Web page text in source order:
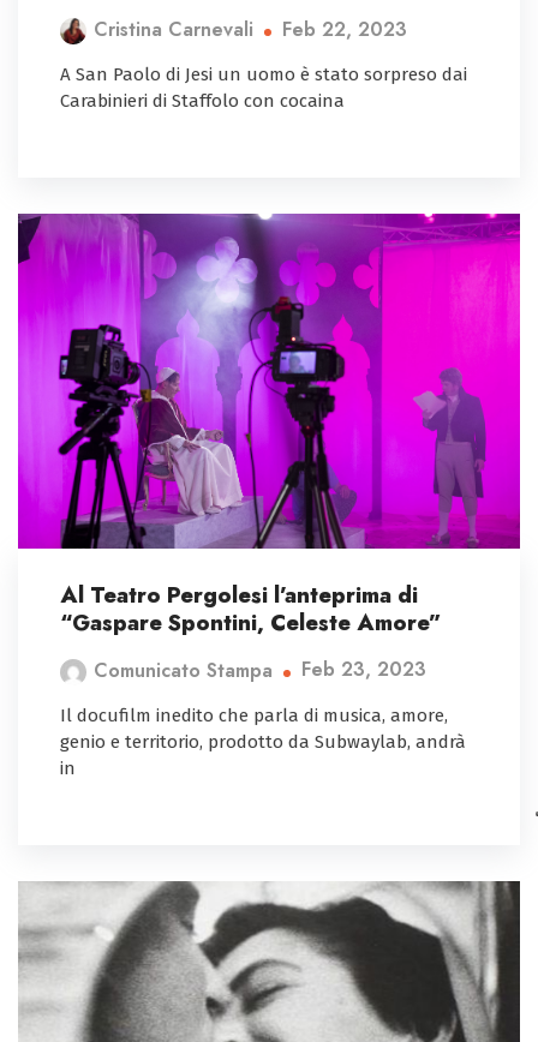
Cristina Carnevali Feb 22, 2023
A San Paolo di Jesi un uomo è stato sorpreso dai
Carabinieri di Staffolo con cocaina
Al Teatro Pergolesi l’anteprima di
“Gaspare Spontini, Celeste Amore”
Comunicato Stampa Feb 23, 2023
Il docufilm inedito che parla di musica, amore,
genio e territorio, prodotto da Subwaylab, andrà
in